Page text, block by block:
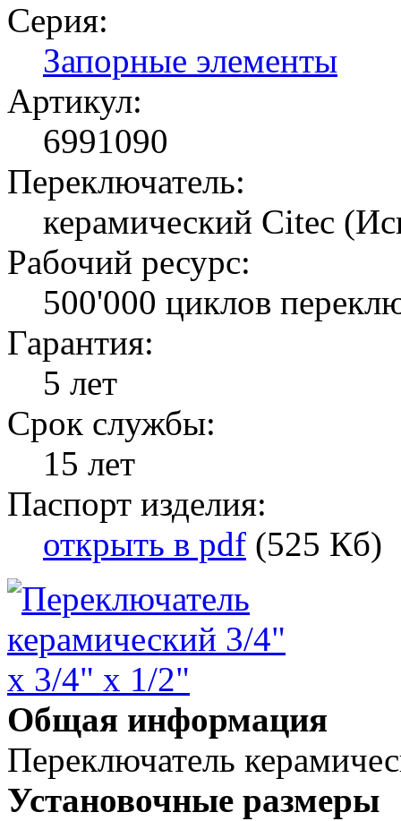
Серия:
Запорные элементы
Артикул:
6991090
Переключатель:
керамический Citec
Рабочий ресурс:
500'000 циклов
Гарантия:
5 лет
Срок службы:
15 лет
Паспорт изделия:
открыть в pdf (525 Кб)
Общая информация
Переключатель
Установочные размеры